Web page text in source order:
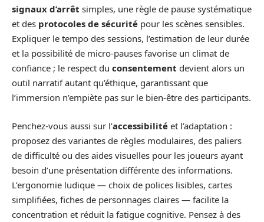
signaux d’arrêt simples, une règle de pause systématique
et des protocoles de sécurité pour les scènes sensibles.
Expliquer le tempo des sessions, l’estimation de leur durée
et la possibilité de micro-pauses favorise un climat de
confiance ; le respect du consentement devient alors un
outil narratif autant qu’éthique, garantissant que
l’immersion n’empiète pas sur le bien-être des participants.
Penchez-vous aussi sur l’accessibilité et l’adaptation :
proposez des variantes de règles modulaires, des paliers
de difficulté ou des aides visuelles pour les joueurs ayant
besoin d’une présentation différente des informations.
L’ergonomie ludique — choix de polices lisibles, cartes
simplifiées, fiches de personnages claires — facilite la
concentration et réduit la fatigue cognitive. Pensez à des